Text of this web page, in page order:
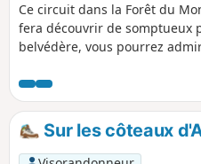
Ce circuit dans la Forêt du
fera découvrir de somptueux
belvédère, vous pourrez
Mont de la Madeleine et le
Sur les côteaux